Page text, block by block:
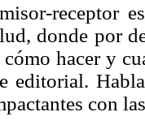
receptor
donde por
cómo hacer y
editorial.
con